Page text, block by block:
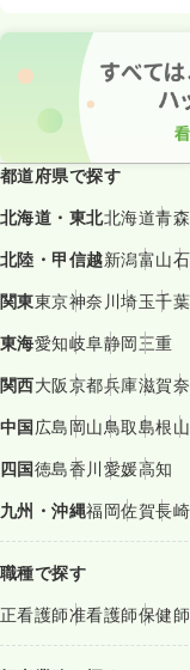
都道府県で探す
北海道・東北北海道青森
北陸・甲信越新潟富山
関東東京神奈川埼玉千葉
東海愛知岐阜静岡三重
関西大阪京都兵庫滋賀
中国広島岡山鳥取島根
四国徳島香川愛媛高知
九州・沖縄福岡佐賀長崎
職種で探す
正看護師准看護師保健師